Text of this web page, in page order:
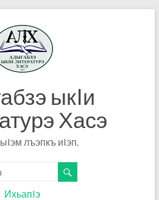
ыкIи
Хасэ
лъэпкъ иIэп.
ИхьапIэ